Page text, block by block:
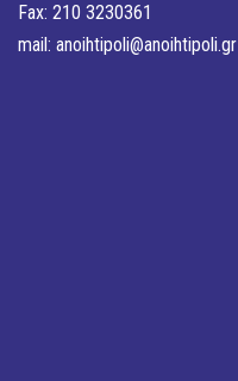
Fax: 210 3230361
mail: anoihtipoli@anoihtipoli.gr